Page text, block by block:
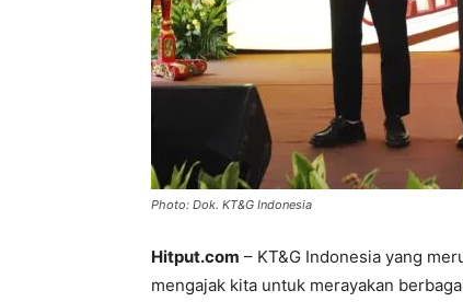
Photo: Dok. KT&G Indonesia
Hitput.com – KT&G Indonesia yang
mengajak kita untuk merayakan